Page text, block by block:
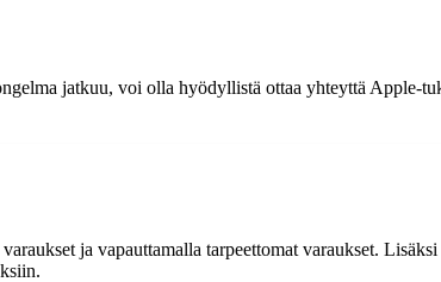
jatkuu, voi olla hyödyllistä ottaa yhteyttä Apple-
ja vapauttamalla tarpeettomat varaukset.